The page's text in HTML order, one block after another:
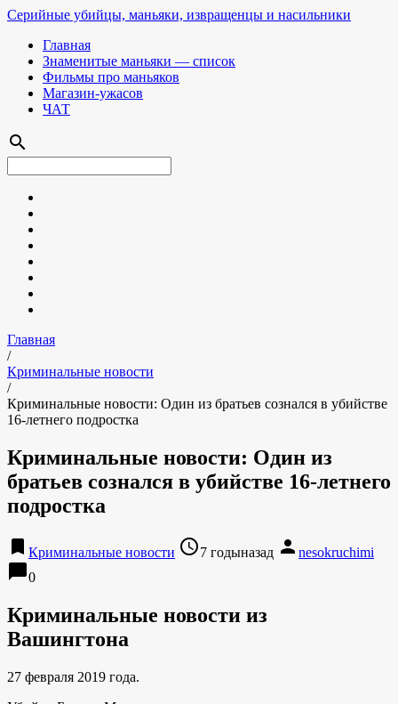
Серийные убийцы, маньяки, извращенцы и насильники
Главная
Знаменитые маньяки — список
Фильмы про маньяков
Магазин-ужасов
ЧАТ
search
Главная
/
Криминальные новости
/
Криминальные новости: Один из братьев сознался в убийстве
16-летнего подростка
Криминальные новости: Один из
братьев сознался в убийстве 16-летнего
подростка
bookmark Криминальные новости access_time7 годыназад person nesokruchimi
chat_bubble0
Криминальные новости из
Вашингтона
27 февраля 2019 года.